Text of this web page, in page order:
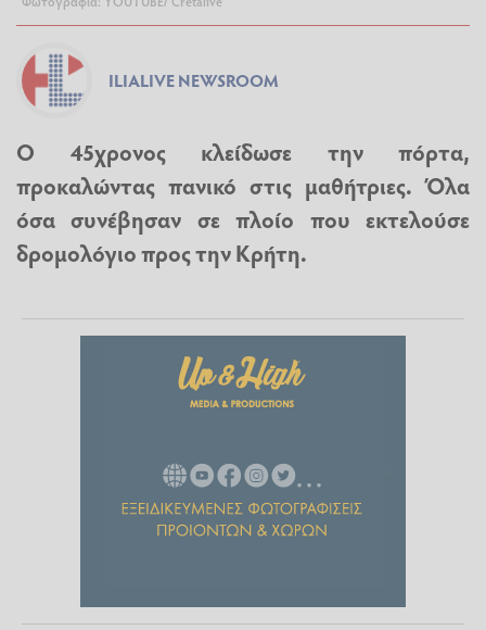
ILIALIVE NEWSROOM
Ο 45χρονος κλείδωσε την πόρτα,
προκαλώντας πανικό στις μαθήτριες. Όλα
όσα συνέβησαν σε πλοίο που εκτελούσε
δρομολόγιο προς την Κρήτη.